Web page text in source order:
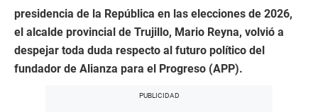
presidencia de la República en las elecciones de 2026,
el alcalde provincial de Trujillo, Mario Reyna, volvió a
despejar toda duda respecto al futuro político del
fundador de Alianza para el Progreso (APP).